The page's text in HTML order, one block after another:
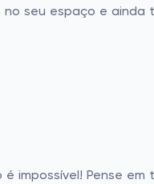
seu espaço e ainda
impossível! Pense em